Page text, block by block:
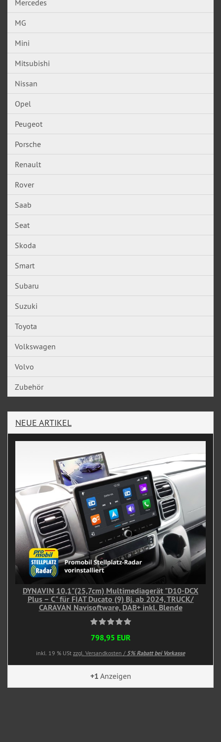
Mercedes
MG
Mini
Mitsubishi
Nissan
Opel
Peugeot
Porsche
Renault
Rover
Saab
Seat
Skoda
Smart
Subaru
Suzuki
Toyota
Volkswagen
Volvo
Zubehör
NEUE ARTIKEL
DYNAVIN 10,1"(25,7cm) Multimediagerät "D10-DCX
Plus – C" für FIAT Ducato (9) Bj. ab 2024, TRUCK/
CARAVAN Navisoftware, DAB+ inkl. Blende
798,95 EUR
inkl. 19 % USt zzgl. Versandkosten / 5% Rabatt bei Vorkasse
+1 Anzeigen